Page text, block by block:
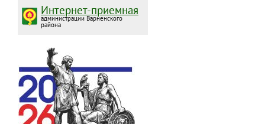
Интернет-приемная
администрации Варненского
района